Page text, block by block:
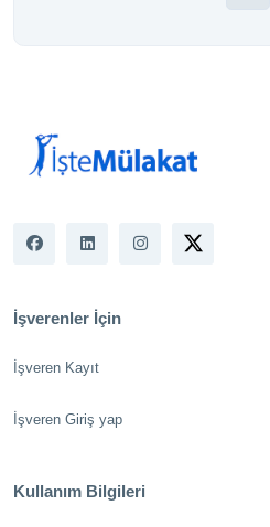
İşverenler İçin
İşveren Kayıt
İşveren Giriş yap
Kullanım Bilgileri